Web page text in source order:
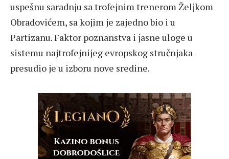
uspešnu saradnju sa trofejnim trenerom Željkom
Obradovićem, sa kojim je zajedno bio i u
Partizanu. Faktor poznanstva i jasne uloge u
sistemu najtrofejnijeg evropskog stručnjaka
presudio je u izboru nove sredine.